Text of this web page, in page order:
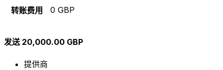
转账费用 0 GBP
发送 20,000.00 GBP
提供商